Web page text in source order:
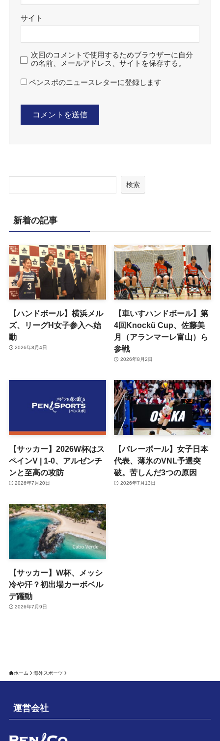
サイト
次回のコメントで使用するためブラウザーに自分
の名前、メールアドレス、サイトを保存する。
ペンスポのニュースレターに登録します
検索
新着の記事
【ハンドボール】横浜メル
ズ、リーグH女子参入へ始
動
2026年8月4日
【車いすハンドボール】第
4回Knockü Cup、佐藤美
月（アランマーレ富山）ら
参戦
2026年8月2日
【サッカー】2026W杯はス
ペインV | 1-0、アルゼンチ
ンと至高の攻防
2026年7月20日
【バレーボール】女子日本
代表、薄氷のVNL予選突
破。苦しんだ3つの原因
2026年7月13日
【サッカー】W杯、メッシ
冷や汗？初出場カーボベル
デ躍動
2026年7月9日
ホーム 海外スポーツ
運営会社